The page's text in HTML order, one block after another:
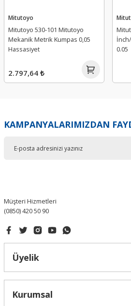
Mitutoyo
Mitutoyo 530-101 Mitutoyo
Mekanik Metrik Kumpas 0,05
Hassasiyet
2.797,64 ₺
0.05
KAMPANYALARIMIZDAN
Müşteri Hizmetleri
(0850) 420 50 90
Üyelik
Kurumsal